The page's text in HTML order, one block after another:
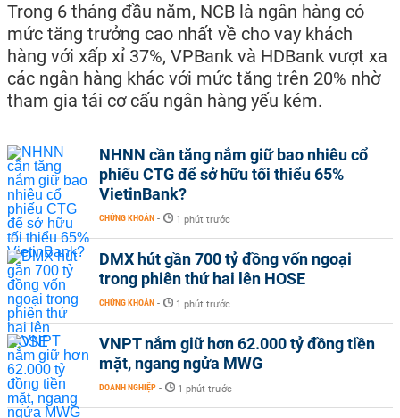
Trong 6 tháng đầu năm, NCB là ngân hàng có
mức tăng trưởng cao nhất về cho vay khách
hàng với xấp xỉ 37%, VPBank và HDBank vượt xa
các ngân hàng khác với mức tăng trên 20% nhờ
tham gia tái cơ cấu ngân hàng yếu kém.
NHNN cần tăng nắm giữ bao nhiêu cổ
phiếu CTG để sở hữu tối thiểu 65%
VietinBank?
CHỨNG KHOÁN - 1 phút trước
DMX hút gần 700 tỷ đồng vốn ngoại
trong phiên thứ hai lên HOSE
CHỨNG KHOÁN - 1 phút trước
VNPT nắm giữ hơn 62.000 tỷ đồng tiền
mặt, ngang ngửa MWG
DOANH NGHIỆP - 1 phút trước